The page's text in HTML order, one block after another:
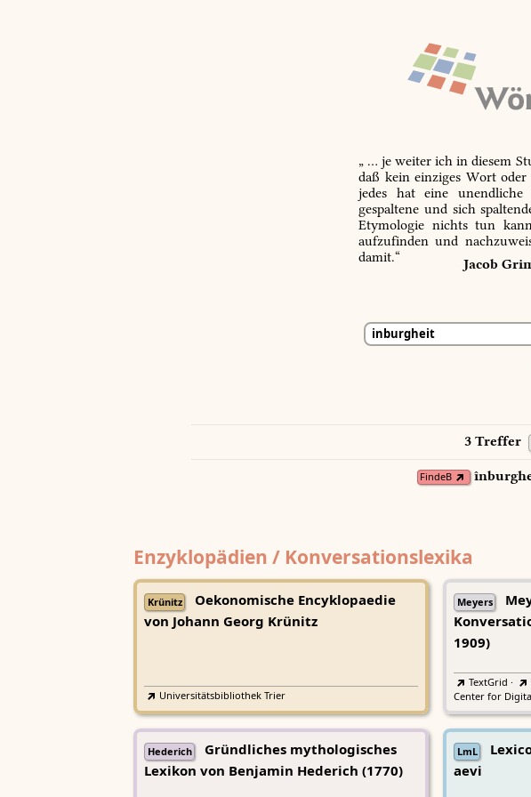
„ … je weiter ich in diesem
daß kein einziges Wort
jedes hat eine
gespaltene und sich
Etymologie nichts tun
aufzufinden und
damit.“
Jacob
3 Treffer
FindeB
Enzyklopädien / Konversationslexika
Krünitz
Oekonomische Encyklopaedie
von Johann Georg Krünitz
Universitätsbibliothek Trier
Meyers
1909)
TextGrid ·
Center for
Hederich
Gründliches mythologisches
Lexikon von Benjamin Hederich (1770)
LmL
aevi